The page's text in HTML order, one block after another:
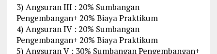
3) Angsuran III : 20% Sumbangan
Pengembangan+ 20% Biaya Praktikum
4) Angsuran IV : 20% Sumbangan
Pengembangan+ 20% Biaya Praktikum
5) Angsuran V : 30% Sumbangan Pengembangan+